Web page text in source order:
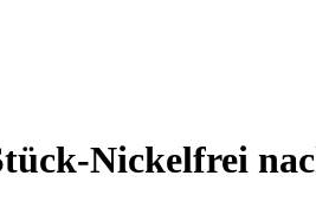
Nickelfrei